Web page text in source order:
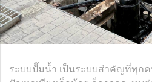
ระบบปั๊มน้ำ เป็นระบบสำคัญที่ทุก